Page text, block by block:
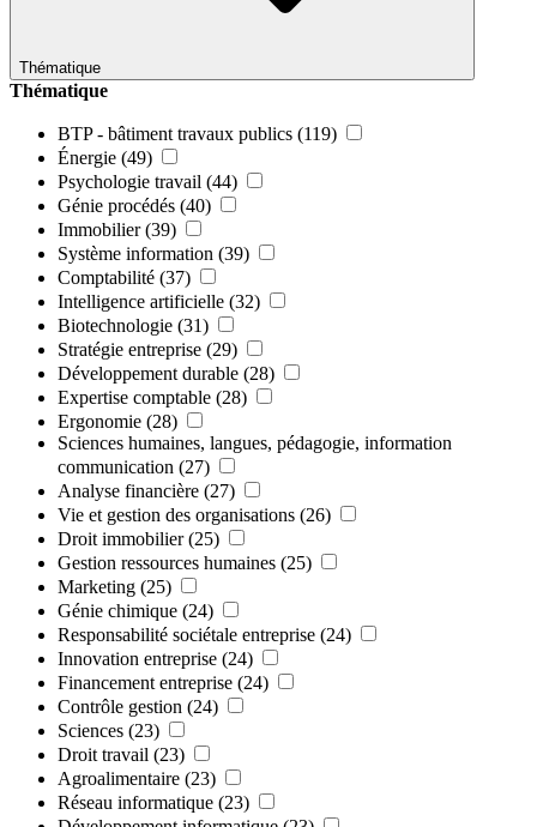
Thématique
Thématique
BTP - bâtiment travaux publics (119)
Énergie (49)
Psychologie travail (44)
Génie procédés (40)
Immobilier (39)
Système information (39)
Comptabilité (37)
Intelligence artificielle (32)
Biotechnologie (31)
Stratégie entreprise (29)
Développement durable (28)
Expertise comptable (28)
Ergonomie (28)
Sciences humaines, langues, pédagogie, information
communication (27)
Analyse financière (27)
Vie et gestion des organisations (26)
Droit immobilier (25)
Gestion ressources humaines (25)
Marketing (25)
Génie chimique (24)
Responsabilité sociétale entreprise (24)
Innovation entreprise (24)
Financement entreprise (24)
Contrôle gestion (24)
Sciences (23)
Droit travail (23)
Agroalimentaire (23)
Réseau informatique (23)